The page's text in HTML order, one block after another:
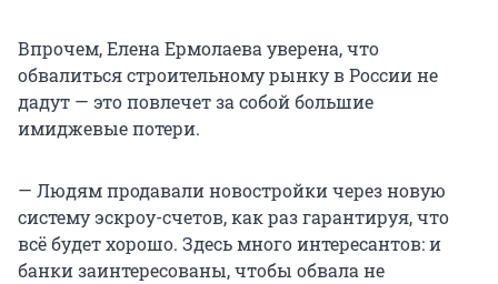
Впрочем, Елена Ермолаева уверена, что
обвалиться строительному рынку в России не
дадут — это повлечет за собой большие
имиджевые потери.
— Людям продавали новостройки через новую
систему эскроу-счетов, как раз гарантируя, что
всё будет хорошо. Здесь много интересантов: и
банки заинтересованы, чтобы обвала не